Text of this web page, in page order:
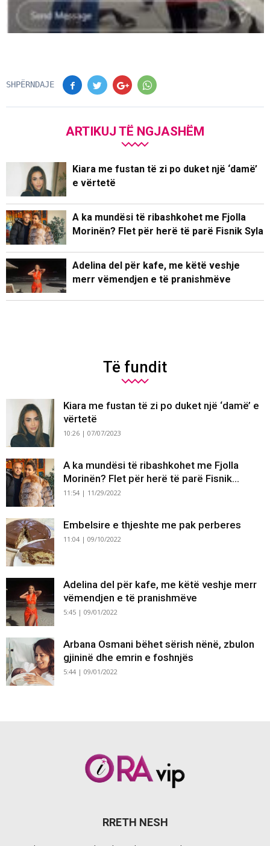
SHPËRNDAJE
ARTIKUJ TË NGJASHËM
Kiara me fustan të zi po duket një ‘damë’
e vërtetë
A ka mundësi të ribashkohet me Fjolla
Morinën? Flet për herë të parë Fisnik Syla
Adelina del për kafe, me këtë veshje
merr vëmendjen e të pranishmëve
Të fundit
Kiara me fustan të zi po duket një ‘damë’ e
vërtetë
10:26 | 07/07/2023
A ka mundësi të ribashkohet me Fjolla
Morinën? Flet për herë të parë Fisnik...
11:54 | 11/29/2022
Embelsire e thjeshte me pak perberes
11:04 | 09/10/2022
Adelina del për kafe, me këtë veshje merr
vëmendjen e të pranishmëve
5:45 | 09/01/2022
Arbana Osmani bëhet sërish nënë, zbulon
gjininë dhe emrin e foshnjës
5:44 | 09/01/2022
RRETH NESH